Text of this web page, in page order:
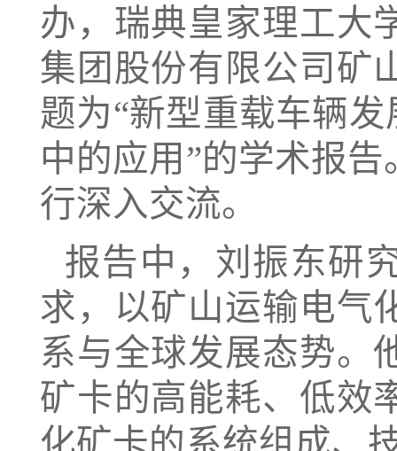
办，瑞典皇家理工大
集团股份有限公司矿
题为“新型重载车辆
中的应用”的学术报
行深入交流。
报告中，刘振东研
求，以矿山运输电气
系与全球发展态势。
矿卡的高能耗、低效